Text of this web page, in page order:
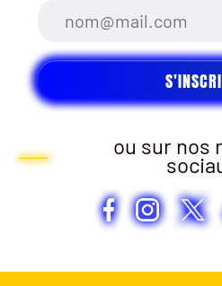
ou sur nos